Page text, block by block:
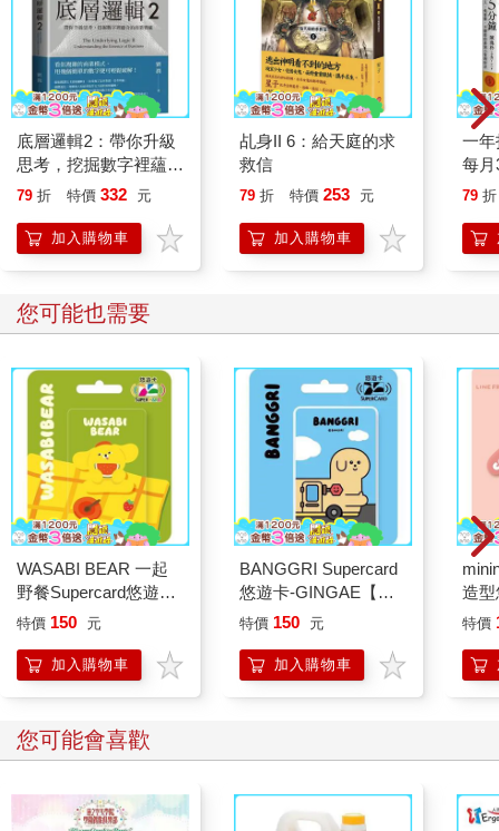
底層邏輯2：帶你升級
思考，挖掘數字裡蘊含
的商業寶藏
79 折 特價 332 元
加入購物車
乩身II 6：給天庭的求
救信
79 折 特價 253 元
加入購物車
一
每
看
79 折
您可能也需要
WASABI BEAR 一起
野餐Supercard悠遊卡-
黃芥末熊【受託代銷】
特價 150 元
加入購物車
BANGGRI Supercard
悠遊卡-GINGAE【受
託代銷】
特價 150 元
加入購物車
造型
託
特價
您可能會喜歡